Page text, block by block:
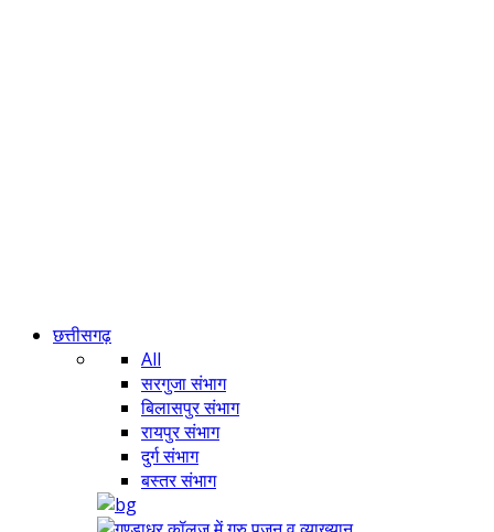
छत्तीसगढ़
All
सरगुजा संभाग
बिलासपुर संभाग
रायपुर संभाग
दुर्ग संभाग
बस्तर संभाग